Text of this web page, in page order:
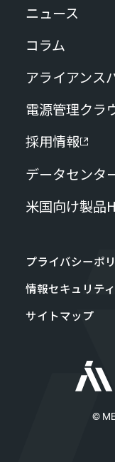
ニュース
コラム
アライアンス
電源管理クラ
採用情報
データセンタ
米国向け製品
プライバシーポ
情報セキュリテ
サイトマップ
©